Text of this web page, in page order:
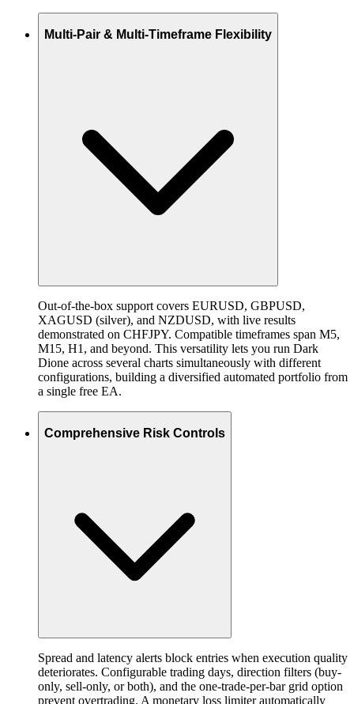
Multi-Pair & Multi-Timeframe Flexibility
Out-of-the-box support covers EURUSD, GBPUSD,
XAGUSD (silver), and NZDUSD, with live results
demonstrated on CHFJPY. Compatible timeframes span M5,
M15, H1, and beyond. This versatility lets you run Dark
Dione across several charts simultaneously with different
configurations, building a diversified automated portfolio from
a single free EA.
Comprehensive Risk Controls
Spread and latency alerts block entries when execution quality
deteriorates. Configurable trading days, direction filters (buy-
only, sell-only, or both), and the one-trade-per-bar grid option
prevent overtrading. A monetary loss limiter automatically